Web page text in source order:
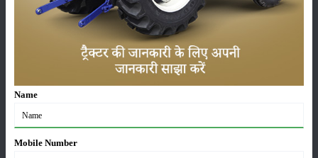
फसल
Name
Mobile Number